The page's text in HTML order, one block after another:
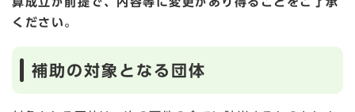
ください。
補助の対象となる団体